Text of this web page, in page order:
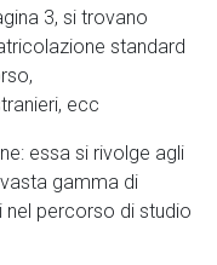
3, si trovano
standard
ecc
essa si rivolge agli
gamma di
nel percorso di studio